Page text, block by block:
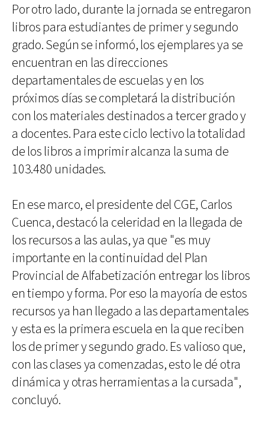
Por otro lado, durante la jornada se entregaron
libros para estudiantes de primer y segundo
grado. Según se informó, los ejemplares ya se
encuentran en las direcciones
departamentales de escuelas y en los
próximos días se completará la distribución
con los materiales destinados a tercer grado y
a docentes. Para este ciclo lectivo la totalidad
de los libros a imprimir alcanza la suma de
103.480 unidades.
En ese marco, el presidente del CGE, Carlos
Cuenca, destacó la celeridad en la llegada de
los recursos a las aulas, ya que "es muy
importante en la continuidad del Plan
Provincial de Alfabetización entregar los libros
en tiempo y forma. Por eso la mayoría de estos
recursos ya han llegado a las departamentales
y esta es la primera escuela en la que reciben
los de primer y segundo grado. Es valioso que,
con las clases ya comenzadas, esto le dé otra
dinámica y otras herramientas a la cursada",
concluyó.